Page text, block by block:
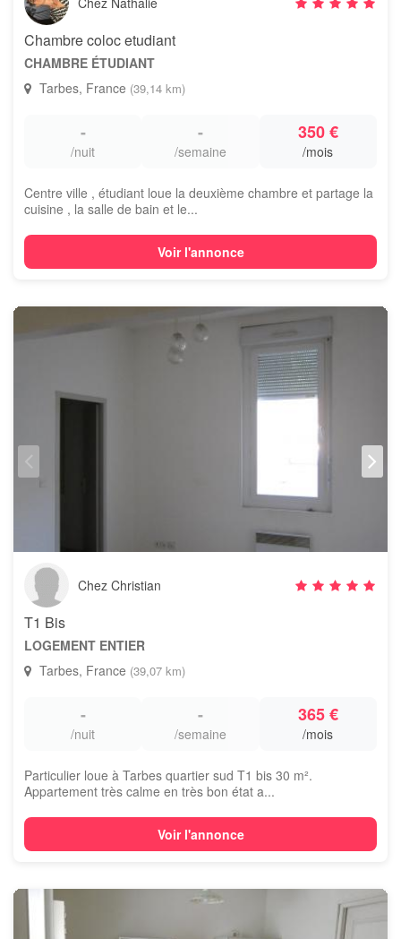
Chambre coloc etudiant
CHAMBRE ÉTUDIANT
Tarbes, France (39,14 km)
-
/nuit
-
/semaine
350 €
/mois
Centre ville , étudiant loue la deuxième chambre et partage la
cuisine , la salle de bain et le...
Voir l'annonce
Chez Christian
T1 Bis
LOGEMENT ENTIER
Tarbes, France (39,07 km)
-
/nuit
-
/semaine
365 €
/mois
Particulier loue à Tarbes quartier sud T1 bis 30 m².
Appartement très calme en très bon état a...
Voir l'annonce